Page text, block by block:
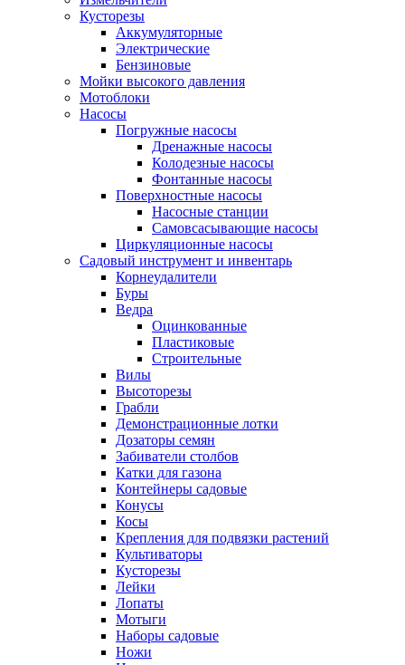
Кусторезы
Аккумуляторные
Электрические
Бензиновые
Мойки высокого давления
Мотоблоки
Насосы
Погружные насосы
Дренажные насосы
Колодезные насосы
Фонтанные насосы
Поверхностные насосы
Насосные станции
Самовсасывающие насосы
Циркуляционные насосы
Садовый инструмент и инвентарь
Корнеудалители
Буры
Ведра
Оцинкованные
Пластиковые
Строительные
Вилы
Высоторезы
Грабли
Демонстрационные лотки
Дозаторы семян
Забиватели столбов
Катки для газона
Контейнеры садовые
Конусы
Косы
Крепления для подвязки растений
Культиваторы
Кусторезы
Лейки
Лопаты
Мотыги
Наборы садовые
Ножи